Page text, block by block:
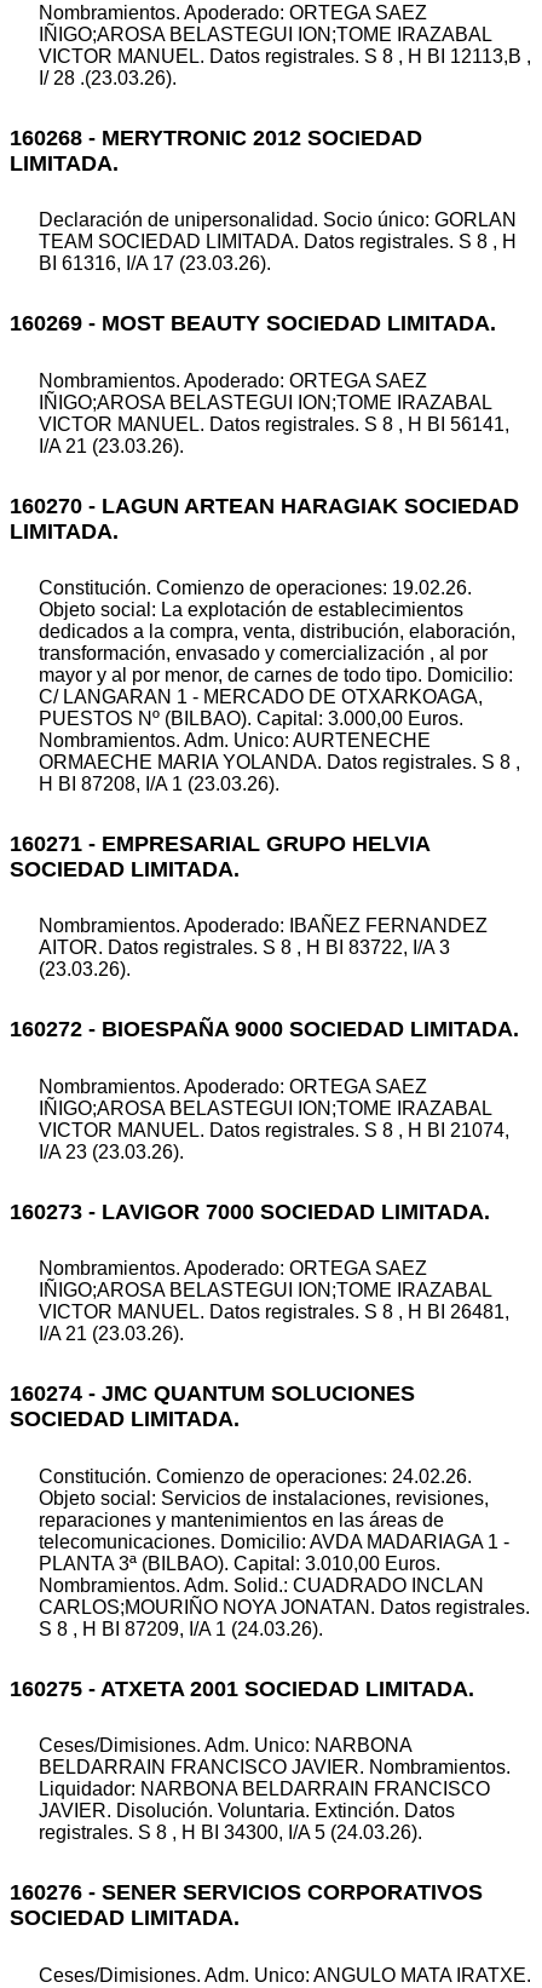
Nombramientos. Apoderado: ORTEGA SAEZ
IÑIGO;AROSA BELASTEGUI ION;TOME IRAZABAL
VICTOR MANUEL. Datos registrales. S 8 , H BI 12113,B ,
I/ 28 .(23.03.26).
160268 - MERYTRONIC 2012 SOCIEDAD
LIMITADA.
Declaración de unipersonalidad. Socio único: GORLAN
TEAM SOCIEDAD LIMITADA. Datos registrales. S 8 , H
BI 61316, I/A 17 (23.03.26).
160269 - MOST BEAUTY SOCIEDAD LIMITADA.
Nombramientos. Apoderado: ORTEGA SAEZ
IÑIGO;AROSA BELASTEGUI ION;TOME IRAZABAL
VICTOR MANUEL. Datos registrales. S 8 , H BI 56141,
I/A 21 (23.03.26).
160270 - LAGUN ARTEAN HARAGIAK SOCIEDAD
LIMITADA.
Constitución. Comienzo de operaciones: 19.02.26.
Objeto social: La explotación de establecimientos
dedicados a la compra, venta, distribución, elaboración,
transformación, envasado y comercialización , al por
mayor y al por menor, de carnes de todo tipo. Domicilio:
C/ LANGARAN 1 - MERCADO DE OTXARKOAGA,
PUESTOS Nº (BILBAO). Capital: 3.000,00 Euros.
Nombramientos. Adm. Unico: AURTENECHE
ORMAECHE MARIA YOLANDA. Datos registrales. S 8 ,
H BI 87208, I/A 1 (23.03.26).
160271 - EMPRESARIAL GRUPO HELVIA
SOCIEDAD LIMITADA.
Nombramientos. Apoderado: IBAÑEZ FERNANDEZ
AITOR. Datos registrales. S 8 , H BI 83722, I/A 3
(23.03.26).
160272 - BIOESPAÑA 9000 SOCIEDAD LIMITADA.
Nombramientos. Apoderado: ORTEGA SAEZ
IÑIGO;AROSA BELASTEGUI ION;TOME IRAZABAL
VICTOR MANUEL. Datos registrales. S 8 , H BI 21074,
I/A 23 (23.03.26).
160273 - LAVIGOR 7000 SOCIEDAD LIMITADA.
Nombramientos. Apoderado: ORTEGA SAEZ
IÑIGO;AROSA BELASTEGUI ION;TOME IRAZABAL
VICTOR MANUEL. Datos registrales. S 8 , H BI 26481,
I/A 21 (23.03.26).
160274 - JMC QUANTUM SOLUCIONES
SOCIEDAD LIMITADA.
Constitución. Comienzo de operaciones: 24.02.26.
Objeto social: Servicios de instalaciones, revisiones,
reparaciones y mantenimientos en las áreas de
telecomunicaciones. Domicilio: AVDA MADARIAGA 1 -
PLANTA 3ª (BILBAO). Capital: 3.010,00 Euros.
Nombramientos. Adm. Solid.: CUADRADO INCLAN
CARLOS;MOURIÑO NOYA JONATAN. Datos registrales.
S 8 , H BI 87209, I/A 1 (24.03.26).
160275 - ATXETA 2001 SOCIEDAD LIMITADA.
Ceses/Dimisiones. Adm. Unico: NARBONA
BELDARRAIN FRANCISCO JAVIER. Nombramientos.
Liquidador: NARBONA BELDARRAIN FRANCISCO
JAVIER. Disolución. Voluntaria. Extinción. Datos
registrales. S 8 , H BI 34300, I/A 5 (24.03.26).
160276 - SENER SERVICIOS CORPORATIVOS
SOCIEDAD LIMITADA.
Ceses/Dimisiones. Adm. Unico: ANGULO MATA IRATXE.